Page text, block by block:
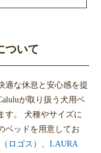
ついて
適な休息と安心感を提
が取り扱う犬用ベ
す。 犬種やサイズに
ベッドを用意してお
ロゴス）
LAURA